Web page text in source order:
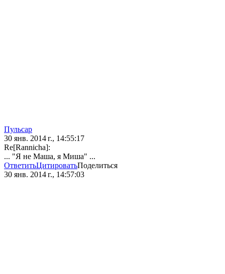
Пульсар
30 янв. 2014 г., 14:55:17
Re[Rannicha]:
... "Я не Маша, я Миша" ...
ОтветитьЦитироватьПоделиться
30 янв. 2014 г., 14:57:03